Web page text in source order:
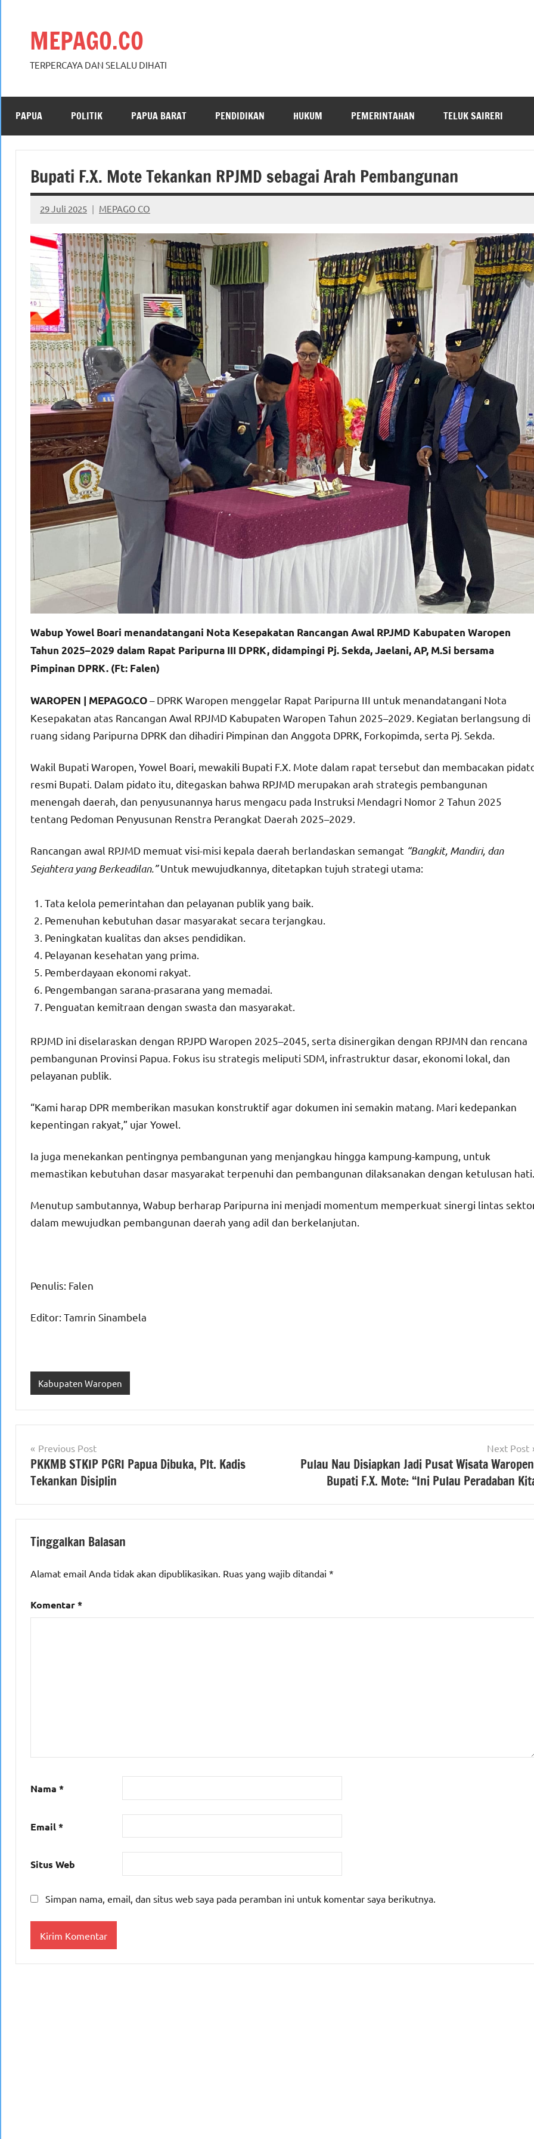
MEPAGO.CO
TERPERCAYA DAN SELALU DIHATI
PAPUA POLITIK PAPUA BARAT PENDIDIKAN HUKUM PEMERINTAHAN TELUK SAIRERI
Bupati F.X. Mote Tekankan RPJMD sebagai Arah Pembangunan
29 Juli 2025 MEPAGO CO
No
comments
Wabup Yowel Boari menandatangani Nota Kesepakatan Rancangan Awal RPJMD Kabupaten Waropen
Tahun 2025–2029 dalam Rapat Paripurna III DPRK, didampingi Pj. Sekda, Jaelani, AP, M.Si bersama
Pimpinan DPRK. (Ft: Falen)
WAROPEN | MEPAGO.CO– DPRK Waropen menggelar Rapat Paripurna III untuk menandatangani Nota
Kesepakatan atas Rancangan Awal RPJMD Kabupaten Waropen Tahun 2025–2029. Kegiatan berlangsung di
ruang sidang Paripurna DPRK dan dihadiri Pimpinan dan Anggota DPRK, Forkopimda, serta Pj. Sekda.
Wakil Bupati Waropen, Yowel Boari, mewakili Bupati F.X. Mote dalam rapat tersebut dan membacakan
resmi Bupati. Dalam pidato itu, ditegaskan bahwa RPJMD merupakan arah strategis pembangunan
menengah daerah, dan penyusunannya harus mengacu pada Instruksi Mendagri Nomor 2 Tahun 2025
tentang Pedoman Penyusunan Renstra Perangkat Daerah 2025–2029.
Rancangan awal RPJMD memuat visi-misi kepala daerah berlandaskan semangat “Bangkit, Mandiri, dan
Sejahtera yang Berkeadilan.”Untuk mewujudkannya, ditetapkan tujuh strategi utama:
Tata kelola pemerintahan dan pelayanan publik yang baik.
Pemenuhan kebutuhan dasar masyarakat secara terjangkau.
Peningkatan kualitas dan akses pendidikan.
Pelayanan kesehatan yang prima.
Pemberdayaan ekonomi rakyat.
Pengembangan sarana-prasarana yang memadai.
Penguatan kemitraan dengan swasta dan masyarakat.
RPJMD ini diselaraskan dengan RPJPD Waropen 2025–2045, serta disinergikan dengan RPJMN dan rencana
pembangunan Provinsi Papua. Fokus isu strategis meliputi SDM, infrastruktur dasar, ekonomi lokal, dan
pelayanan publik.
“Kami harap DPR memberikan masukan konstruktif agar dokumen ini semakin matang. Mari kedepankan
kepentingan rakyat,” ujar Yowel.
Ia juga menekankan pentingnya pembangunan yang menjangkau hingga kampung-kampung, untuk
memastikan kebutuhan dasar masyarakat terpenuhi dan pembangunan dilaksanakan dengan ketulusan hati.
Menutup sambutannya, Wabup berharap Paripurna ini menjadi momentum memperkuat sinergi lintas
dalam mewujudkan pembangunan daerah yang adil dan berkelanjutan.
Penulis: Falen
Editor: Tamrin Sinambela
Kabupaten Waropen
Navigasi
pos
Previous Post
PKKMB STKIP PGRI Papua Dibuka, Plt. Kadis
Tekankan Disiplin
Next Post
Pulau Nau Disiapkan Jadi Pusat Wisata
Bupati F.X. Mote: “Ini Pulau Peradaban
Tinggalkan Balasan
Alamat email Anda tidak akan dipublikasikan. Ruas yang wajib ditandai *
Komentar*
Nama *
Email*
Situs Web
Simpan nama, email, dan situs web saya pada peramban ini untuk komentar saya berikutnya.